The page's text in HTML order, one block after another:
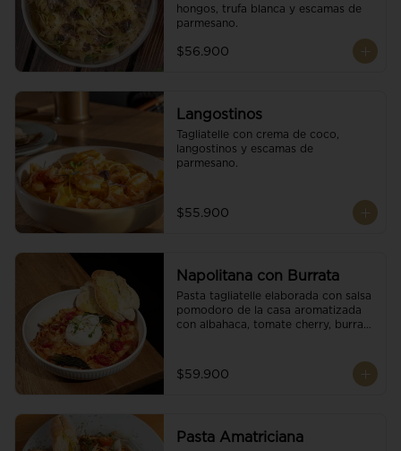
hongos, trufa blanca y escamas de
parmesano.
$56.900
Langostinos
Tagliatelle con crema de coco,
langostinos y escamas de
parmesano.
$55.900
Napolitana con Burrata
Pasta tagliatelle elaborada con salsa
pomodoro de la casa aromatizada
con albahaca, tomate cherry, burrata
$59.900
Pasta Amatriciana